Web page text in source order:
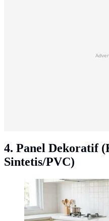
4. Panel Dekoratif
Sintetis/PVC)